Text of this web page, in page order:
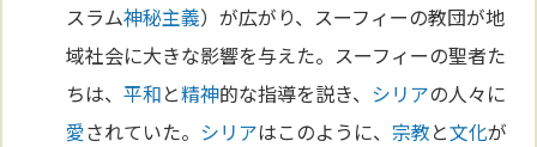
スラム神秘主義）が広がり、スーフィーの教団が地
域社会に大きな影響を与えた。スーフィーの聖者た
ちは、平和と精神的な指導を説き、 シリアの人々に
愛されていた。 シリアはこのように、 宗教と文化が